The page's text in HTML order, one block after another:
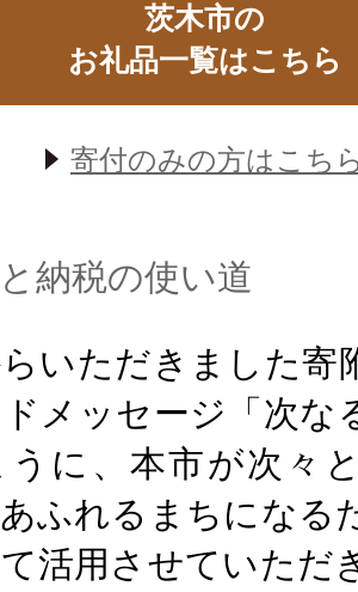
茨木市の
お礼品一覧はこちら
寄付のみの方はこち
納税の使い道
いただきました寄
メッセージ「次な
うに、本市が次々
ふれるまちになる
活用させていただ